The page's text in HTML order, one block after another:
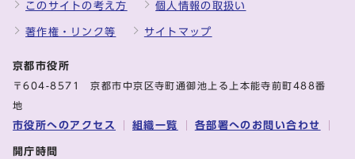
このサイトの考え方 個人情報の取扱い
著作権・リンク等 サイトマップ
京都市役所
〒604-8571 京都市中京区寺町通御池上る上本能寺前町488番
地
市役所へのアクセス 組織一覧 各部署へのお問い合わせ
開庁時間